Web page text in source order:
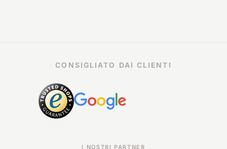
CONSIGLIATO DAI CLIENTI
I NOSTRI PARTNER